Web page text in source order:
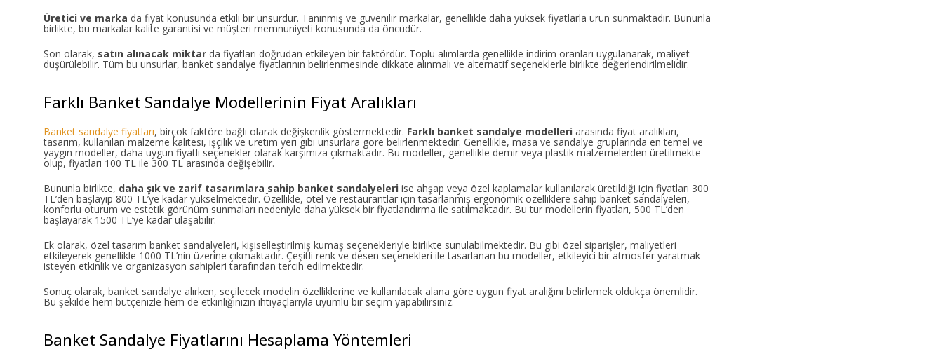
Üretici ve marka da fiyat konusunda etkili bir unsurdur. Tanınmış ve güvenilir markalar, genellikle daha yüksek fiyatlarla ürün sunmaktadır. Bununla
birlikte, bu markalar kalite garantisi ve müşteri memnuniyeti konusunda da öncüdür.
Son olarak, satın alınacak miktar da fiyatları doğrudan etkileyen bir faktördür. Toplu alımlarda genellikle indirim oranları uygulanarak, maliyet
düşürülebilir. Tüm bu unsurlar, banket sandalye fiyatlarının belirlenmesinde dikkate alınmalı ve alternatif seçeneklerle birlikte değerlendirilmelidir.
Farklı Banket Sandalye Modellerinin Fiyat Aralıkları
Banket sandalye fiyatları, birçok faktöre bağlı olarak değişkenlik göstermektedir. Farklı banket sandalye modelleri arasında fiyat aralıkları,
tasarım, kullanılan malzeme kalitesi, işçilik ve üretim yeri gibi unsurlara göre belirlenmektedir. Genellikle, masa ve sandalye gruplarında en temel ve
yaygın modeller, daha uygun fiyatlı seçenekler olarak karşımıza çıkmaktadır. Bu modeller, genellikle demir veya plastik malzemelerden üretilmekte
olup, fiyatları 100 TL ile 300 TL arasında değişebilir.
Bununla birlikte, daha şık ve zarif tasarımlara sahip banket sandalyeleri ise ahşap veya özel kaplamalar kullanılarak üretildiği için fiyatları 300
TL’den başlayıp 800 TL’ye kadar yükselmektedir. Özellikle, otel ve restaurantlar için tasarlanmış ergonomik özelliklere sahip banket sandalyeleri,
konforlu oturum ve estetik görünüm sunmaları nedeniyle daha yüksek bir fiyatlandırma ile satılmaktadır. Bu tür modellerin fiyatları, 500 TL’den
başlayarak 1500 TL’ye kadar ulaşabilir.
Ek olarak, özel tasarım banket sandalyeleri, kişiselleştirilmiş kumaş seçenekleriyle birlikte sunulabilmektedir. Bu gibi özel siparişler, maliyetleri
etkileyerek genellikle 1000 TL’nin üzerine çıkmaktadır. Çeşitli renk ve desen seçenekleri ile tasarlanan bu modeller, etkileyici bir atmosfer yaratmak
isteyen etkinlik ve organizasyon sahipleri tarafından tercih edilmektedir.
Sonuç olarak, banket sandalye alırken, seçilecek modelin özelliklerine ve kullanılacak alana göre uygun fiyat aralığını belirlemek oldukça önemlidir.
Bu şekilde hem bütçenizle hem de etkinliğinizin ihtiyaçlarıyla uyumlu bir seçim yapabilirsiniz.
Banket Sandalye Fiyatlarını Hesaplama Yöntemleri